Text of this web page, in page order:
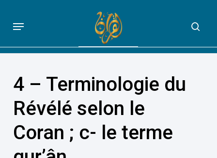
main
content
QUE DIT VRAIMENT LE CORAN
Menu
4 – Terminologie du
Révélé selon le
Coran ; c- le terme